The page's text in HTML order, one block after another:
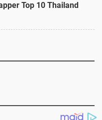
Top 10 Thailand